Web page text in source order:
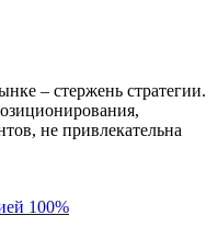
– стержень стратегии.
не привлекательна